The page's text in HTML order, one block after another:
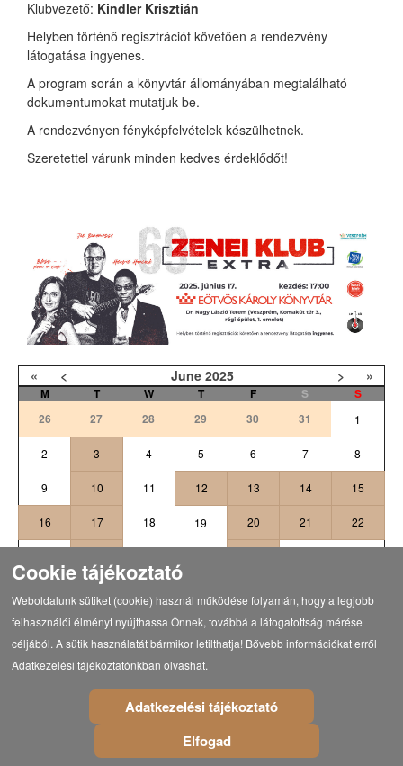
Klubvezető: Kindler Krisztián
Helyben történő regisztrációt követően a rendezvény
látogatása ingyenes.
A program során a könyvtár állományában megtalálható
dokumentumokat mutatjuk be.
A rendezvényen fényképfelvételek készülhetnek.
Szeretettel várunk minden kedves érdeklődőt!
« < June 2025 > »
M T W T F S
S
26
27 28 29 30 31 1
2 3 4 5 6 7 8
9 10 11 12 13 14 15
16 17 18 19 20 21 22
Vissza a programokhoz
© Copyright 2021 Eötvös Károly Megyei Könyvtár
Cookie tájékoztató
Weboldalunk sütiket (cookie) használ működése folyamán, hogy a legjobb
felhasználói élményt nyújthassa Önnek, továbbá a látogatottság mérése
céljából. A sütik használatát bármikor letilthatja! Bővebb információkat erről
Adatkezelési tájékoztatónkban olvashat.
Adatkezelési tájékoztató
Elfogad